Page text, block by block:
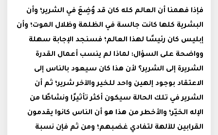
فإذا فهمنا أن العالم كله كان قد وُضِعَ في الشرير؛ وأن
البشرية كلها كانت جالسة في الظلمة وظلال الموت؛ وأن
إبليس كان رئيسًا لهذا العالم؛ فسنجد الإجابة سهلة
وواضحة على السؤال: لماذا لم ينسب أعمال القدرة
الشريرة إلى الشرير؟ لأن هذا كان سيعود بالناس إلى
الاعتقاد بوجود إلهين واحد للخير والآخر شرير؛ ثم أن
الشرير في تلك الحالة سيكون أكثر تأثيرًا ونشاطًا من
الإله الخيّر؛ والأخطر من هذا هو أن الناس كانوا يقدمون
القرابين للآلهة لتفادي غضبهم؛ ومن ثم فإن نسبة